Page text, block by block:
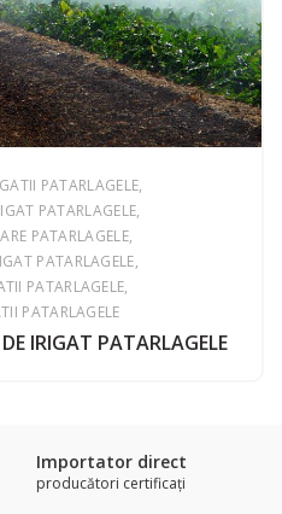
PATARLAGELE
PATARLAGELE
PATARLAGELE
PATARLAGELE
PATARLAGELE
PATARLAGELE
IRIGAT PATARLAGELE
Importator direct
producători certificaţi